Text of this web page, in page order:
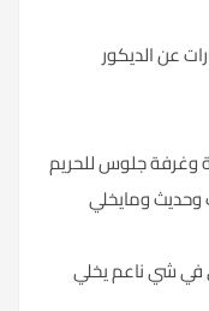
عن الديكور
وغرفة جلوس للحريم
ومايخلي
في شي ناعم يخلي